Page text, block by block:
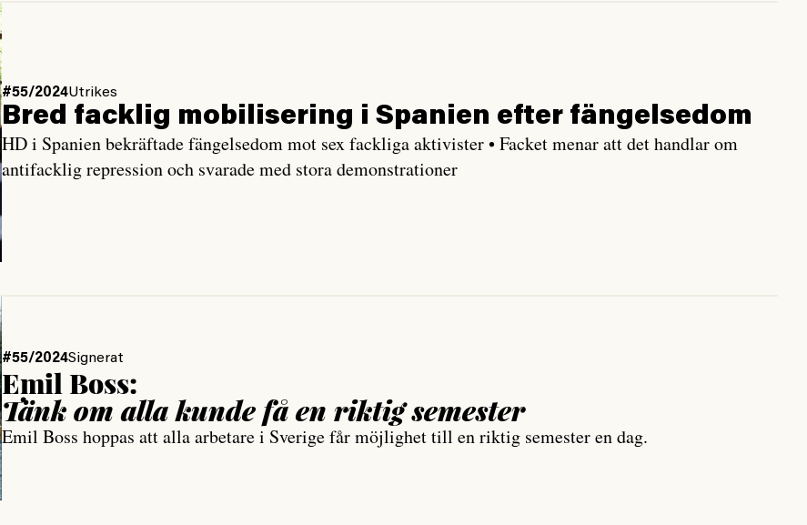
#55/2024Utrikes
Bred facklig mobilisering i Spanien efter fängelsedom
HD i Spanien bekräftade fängelsedom mot sex fackliga aktivister • Facket menar att det handlar om
antifacklig repression och svarade med stora demonstrationer
#55/2024Signerat
Emil Boss:
Tänk om alla kunde få en riktig semester
Emil Boss hoppas att alla arbetare i Sverige får möjlighet till en riktig semester en dag.